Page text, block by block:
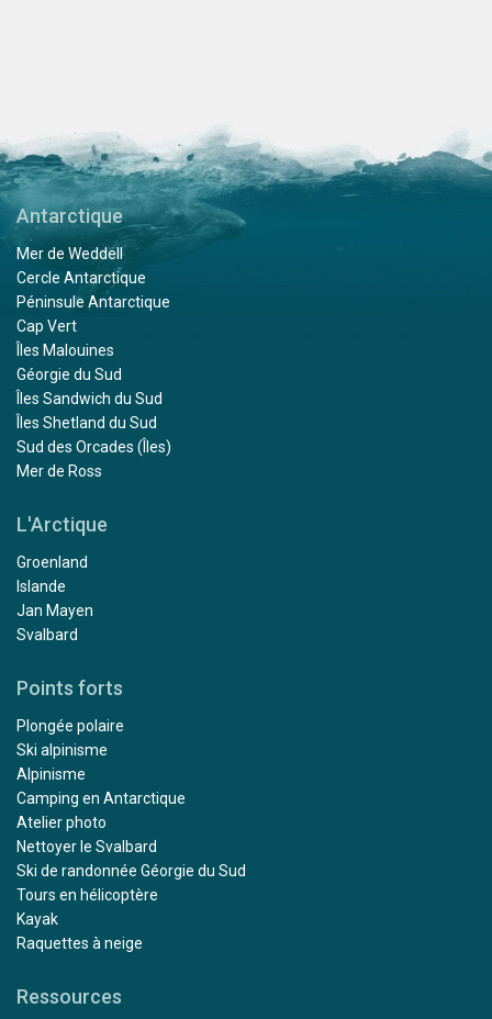
Antarctique
Mer de Weddell
Cercle Antarctique
Péninsule Antarctique
Cap Vert
Îles Malouines
Géorgie du Sud
Îles Sandwich du Sud
Îles Shetland du Sud
Sud des Orcades (Îles)
Mer de Ross
L'Arctique
Groenland
Islande
Jan Mayen
Svalbard
Points forts
Plongée polaire
Ski alpinisme
Alpinisme
Camping en Antarctique
Atelier photo
Nettoyer le Svalbard
Ski de randonnée Géorgie du Sud
Tours en hélicoptère
Kayak
Raquettes à neige
Ressources